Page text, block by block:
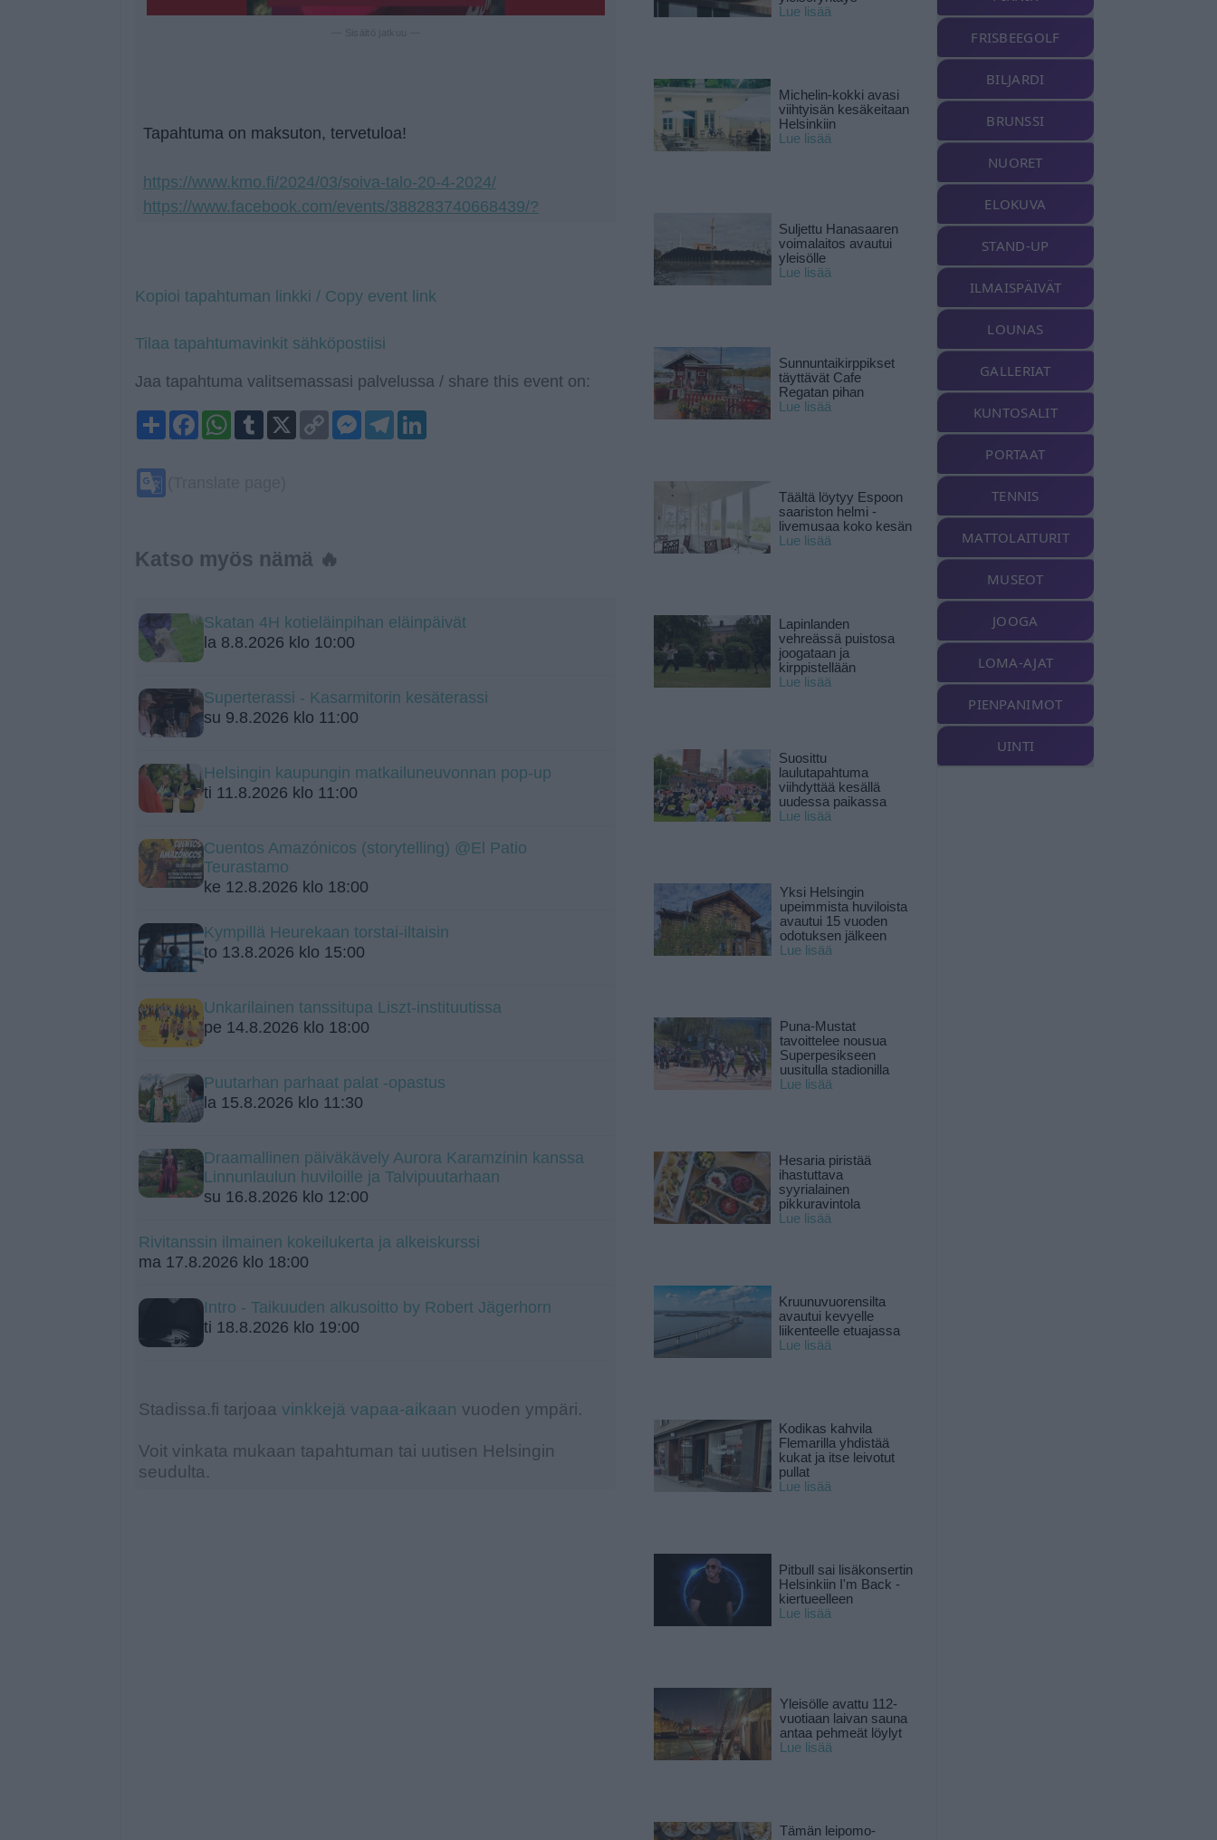
Tapahtuma on maksuton, tervetuloa!
https://www.kmo.fi/2024/03/soiva-talo-20-4-2024/
https://www.facebook.com/events/388283740668439/?
Kopioi tapahtuman linkki / Copy event link
Tilaa tapahtumavinkit sähköpostiisi
Jaa tapahtuma valitsemassasi palvelussa / share this event on:
ShareFacebookWhatsApp
Tumblr
X
Copy
Link
Messenger
Telegram
Katso myös nämä 🔥
Skatan 4H kotieläinpihan eläinpäivät
la 8.8.2026 klo 10:00
Superterassi - Kasarmitorin kesäterassi
su 9.8.2026 klo 11:00
Helsingin kaupungin matkailuneuvonnan pop-up
ti 11.8.2026 klo 11:00
Cuentos Amazónicos (storytelling) @El Patio
Teurastamo
ke 12.8.2026 klo 18:00
Kympillä Heurekaan torstai-iltaisin
to 13.8.2026 klo 15:00
Unkarilainen tanssitupa Liszt-instituutissa
pe 14.8.2026 klo 18:00
Puutarhan parhaat palat -opastus
la 15.8.2026 klo 11:30
Draamallinen päiväkävely Aurora Karamzinin kanssa
Linnunlaulun huviloille ja Talvipuutarhaan
su 16.8.2026 klo 12:00
Rivitanssin ilmainen kokeilukerta ja alkeiskurssi
ma 17.8.2026 klo 18:00
Intro - Taikuuden alkusoitto by Robert Jägerhorn
ti 18.8.2026 klo 19:00
Stadissa.fi tarjoaa vinkkejä vapaa-aikaan vuoden ympäri.
Voit vinkata mukaan tapahtuman tai uutisen Helsingin
seudulta.
Lue lisää
Michelin-kokki avasi
viihtyisän kesäkeitaan
Helsinkiin
Lue lisää
Suljettu Hanasaaren
voimalaitos avautui
yleisölle
Lue lisää
Sunnuntaikirppikset
täyttävät Cafe
Regatan pihan
Lue lisää
Täältä löytyy Espoon
saariston helmi -
livemusaa koko kesän
Lue lisää
Lapinlanden
vehreässä puistosa
joogataan ja
kirppistellään
Lue lisää
Suosittu
laulutapahtuma
viihdyttää kesällä
uudessa paikassa
Lue lisää
Yksi Helsingin
upeimmista huviloista
avautui 15 vuoden
odotuksen jälkeen
Lue lisää
Puna-Mustat
tavoittelee nousua
Superpesikseen
uusitulla stadionilla
Lue lisää
Hesaria piristää
ihastuttava
syyrialainen
pikkuravintola
Lue lisää
Kruunuvuorensilta
avautui kevyelle
liikenteelle etuajassa
Lue lisää
Kodikas kahvila
Flemarilla yhdistää
kukat ja itse leivotut
pullat
Lue lisää
Pitbull sai lisäkonsertin
Helsinkiin I'm Back -
kiertueelleen
Lue lisää
Yleisölle avattu 112-
vuotiaan laivan sauna
antaa pehmeät löylyt
Lue lisää
Tämän leipomo-
FRISBEEGOLF
BILJARDI
BRUNSSI
NUORET
ELOKUVA
STAND-UP
ILMAISPÄIVÄT
LOUNAS
GALLERIAT
KUNTOSALIT
PORTAAT
TENNIS
MATTOLAITURIT
MUSEOT
JOOGA
LOMA-AJAT
PIENPANIMOT
UINTI